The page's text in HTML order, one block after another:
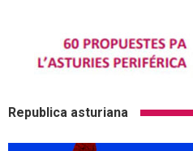
Republica asturiana